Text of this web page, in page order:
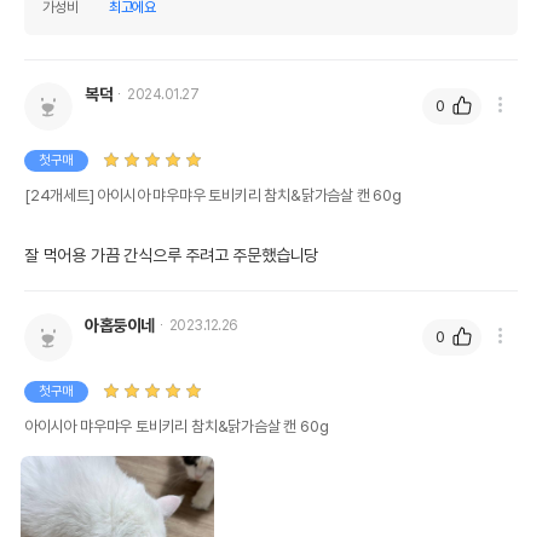
품명 및 모델명
아이시아 먀우먀우 토비키리 참치&닭가슴살
법에 의한 인증,허가 등을
받았음을 확인할수 있는
상세페이지 참조
제조국 또는 원산지
제조자,수입품의 경우
가성비
최고에요
복덕 2024.01.27
첫구매
[24개세트] 아이시아 먀우먀우 토비키리 참치&닭가슴살 캔 60g
잘 먹어용 가끔 간식으루 주려고 주문했습니당
0
아홉둥이네 2023.12.26
첫구매
아이시아 먀우먀우 토비키리 참치&닭가슴살 캔 60g
0